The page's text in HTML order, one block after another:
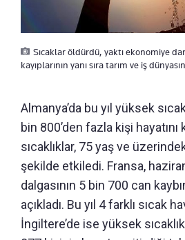
Sıcaklar öldürdü, yaktı ekonomiye
kayıplarının yanı sıra tarım ve iş
Almanya’da bu yıl yüksek
bin 800’den fazla kişi
sıcaklıklar, 75 yaş ve
şekilde etkiledi. Fransa,
dalgasının 5 bin 700 can
açıkladı. Bu yıl 4 farklı sıcak
İngiltere’de ise yüksek